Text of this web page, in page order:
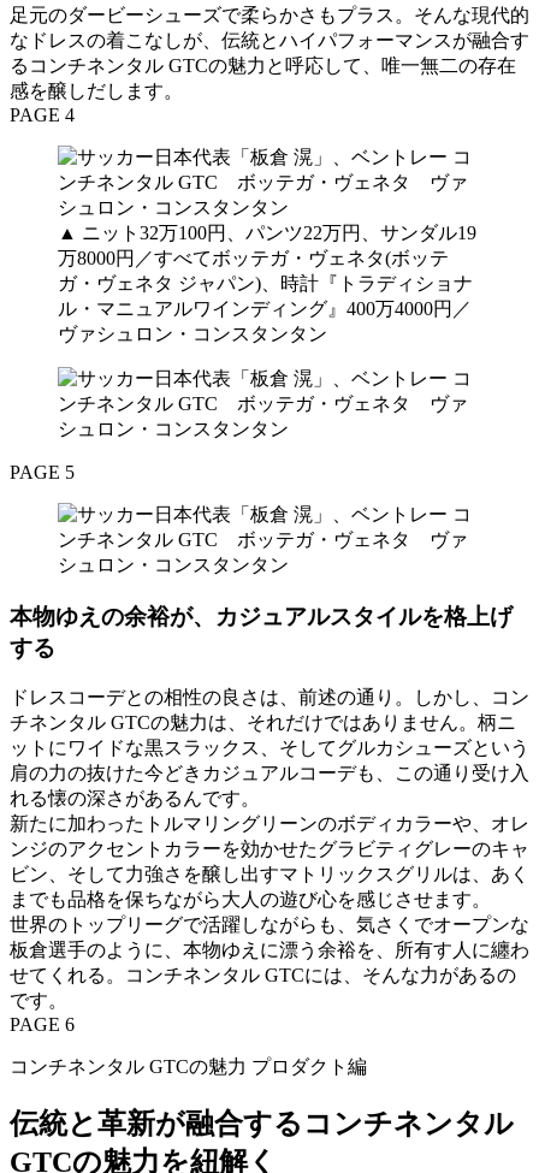
足元のダービーシューズで柔らかさもプラス。そんな現代的
なドレスの着こなしが、伝統とハイパフォーマンスが融合す
るコンチネンタル GTCの魅力と呼応して、唯一無二の存在
感を醸しだします。
PAGE 4
▲ ニット32万100円、パンツ22万円、サンダル19
万8000円／すべてボッテガ・ヴェネタ(ボッテ
ガ・ヴェネタ ジャパン)、時計『トラディショナ
ル・マニュアルワインディング』400万4000円／
ヴァシュロン・コンスタンタン
PAGE 5
本物ゆえの余裕が、カジュアルスタイルを格上げ
する
ドレスコーデとの相性の良さは、前述の通り。しかし、コン
チネンタル GTCの魅力は、それだけではありません。柄ニ
ットにワイドな黒スラックス、そしてグルカシューズという
肩の力の抜けた今どきカジュアルコーデも、この通り受け入
れる懐の深さがあるんです。
新たに加わったトルマリングリーンのボディカラーや、オレ
ンジのアクセントカラーを効かせたグラビティグレーのキャ
ビン、そして力強さを醸し出すマトリックスグリルは、あく
までも品格を保ちながら大人の遊び心を感じさせます。
世界のトップリーグで活躍しながらも、気さくでオープンな
板倉選手のように、本物ゆえに漂う余裕を、所有す人に纏わ
せてくれる。コンチネンタル GTCには、そんな力があるの
です。
PAGE 6
コンチネンタル GTCの魅力 プロダクト編
伝統と革新が融合するコンチネンタル
GTCの魅力を紐解く